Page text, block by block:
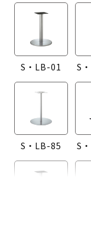
S・LB-01 S
S・LB-85 S